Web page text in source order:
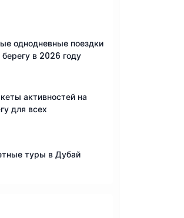
однодневные поездки
в 2026 году
активностей на
для всех
туры в Дубай